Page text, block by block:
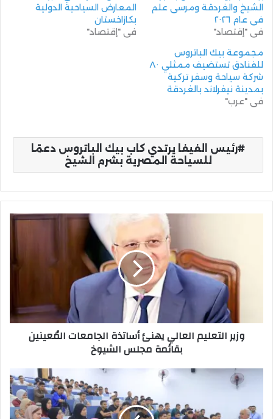
الشيخ والغردقة ومرسى علم
فى عام ٢٠٢٦
في "إقتصاد"
المعارض السياحية الدولية
بكازاخستان
في "إقتصاد"
مجموعة بيك الباتروس
للفنادق تستضيف ممثلي ٨٠
شركة سياحة وسفر تركية
بمدينة نيفرلاند بالغردقة
في "عرب"
رئيس الفيفا يرتدي كاب بيك الباتروس دعمًا
للسياحة المصرية بشرم الشيخ
الجامعات
مجلس
الشيوخوزير التعليم العالي يهنئ أساتذة الجامعات المُعينين
بقائمة مجلس الشيوخ
إنتظام
الدراسة
العملية